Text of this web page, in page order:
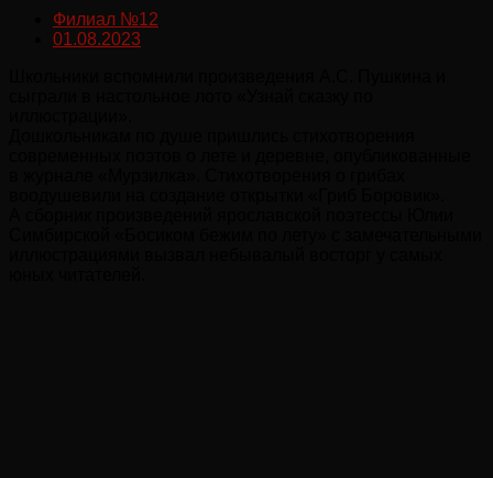
Филиал №12
01.08.2023